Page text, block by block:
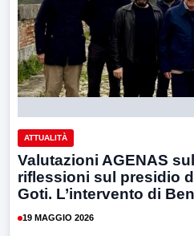
ATTUALITÀ
Valutazioni AGENAS
riflessioni sul presidio
Goti. L’intervento di
19 MAGGIO 2026